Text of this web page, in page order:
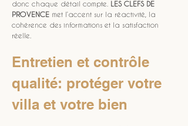
donc chaque détail compte. LES CLEFS DE
PROVENCE met l’accent sur la réactivité, la
cohérence des informations et la satisfaction
réelle.
Entretien et contrôle
qualité: protéger votre
villa et votre bien